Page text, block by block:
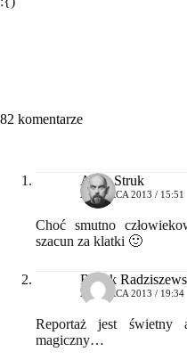
82 komentarze
Artur Struk
20 MARCA 2013 / 15:51
Choć smutno
szacun za klatki 🙂
Radek
20 MARCA 2013 / 19:34
Reportaż jest
magiczny…